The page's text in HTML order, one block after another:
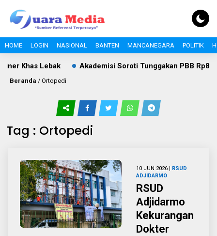
HOME LOGIN NASIONAL BANTEN MANCANEGARA POLITIK
Khas Lebak Akademisi Soroti Tunggakan PBB Rp8,4
Beranda / Ortopedi
Tag : Ortopedi
10 JUN 2026 | RSUD
ADJIDARMO
RSUD
Adjidarmo
Kekurangan
Dokter